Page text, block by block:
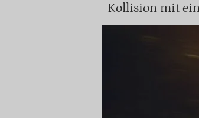
Kollision mit